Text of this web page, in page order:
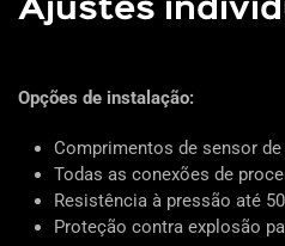
Ajustes
Opções de instalação:
Comprimentos de sensor
Todas as conexões de
Resistência à pressão até
Proteção contra explosão